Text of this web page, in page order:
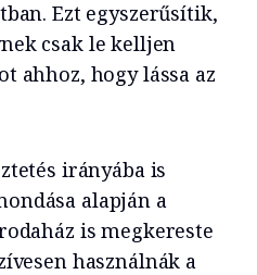
Ezt egyszerűsítik,
csak le kelljen
ahhoz, hogy lássa az
irányába is
alapján a
is megkereste
használnák a